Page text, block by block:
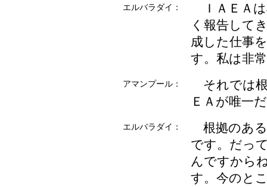
エルバラダイ：
ＩＡＥＡ
く報告して
成した仕事
す。私は非
アマンプール：
それでは
ＥＡが唯一
エルバラダイ：
根拠のあ
です。だっ
んですから
す。今のと